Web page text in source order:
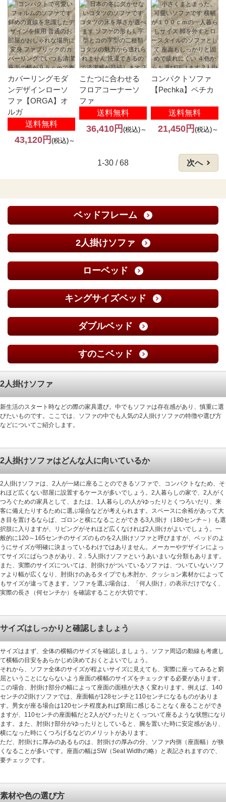
カバーリングモダ
ンデザインローソ
ファ【ORGA】オ
送料無料
43,120円 (税込)～
こたつに合わせる
フロアコーナーソ
送料無料
36,410円 (税込)～
コンパクトソファ
【Pechka】ペチカ
送料無料
21,450円 (税込)～
1-30 / 68 次へ
ベッドフレーム
2人掛けソファ
ローベッド
キングサイズベッド
ダブルベッド
すのこベッド
2人掛けソファ
新生活のスタート時などの際の家具選び。中でもソファは存在感があり、慎重に選
びたいものです。ここでは、ソファの中でも人気の2人掛けソファの特徴や選び方
などについてご紹介します。
2人掛けソファはどんな人に向いているか
2人掛けソファは、2人が一緒に座ることのできるソファで、コンパクトなため、そ
れほど広くない部屋に設置するケースが多いでしょう。2人暮らしの家で、2人がく
つろぐための家具として、または、1人暮らしの人がゆったりとくつろいだり、来
客に備えたりするために選ぶ場合などが考えられます。スペースに余裕があって大
き目を置けるならば、ゴロンと横になることができる3人掛け（180センチ～）も選
択肢に入りますが、リビングがそれほど広くなければ2人掛けがよいでしょう。一
般的に120～165センチのサイズのものを2人掛けソファと呼びますが、ベッドのよ
うにサイズが明確に決まっているわけではありません。メーカーやデザインによっ
てサイズにばらつきがあり、2．5人掛けソファというあいまいな分類もあります。
また、実際のサイズについては、肘掛けがついているソファは、ついていないソフ
ァより幅が広くなり、肘掛けのあるタイプでも木肘か、クッション素材かによって
もサイズが違ってきます。ソファを選ぶ場合は、「何人掛け」の表示だけでなく、
実際の長さ（何センチか）を確認することが大切です。
サイズはしっかりと確認しましょう
サイズはまず、全体の横幅のサイズを確認しましょう。ソファ周辺の動線も考慮し
て横幅の目安をあらかじめ決めておくとよいでしょう。
それから、ソファ全体のサイズが程よいサイズに見えても、実際に座ってみると窮
屈ということにならないよう座面の横幅のサイズをチェックする必要があります。
この場合、肘掛け部分の幅によって座面の面積が大きく変わります。例えば、140
センチの2掛けソファでは、座面幅が128センチと110センチになるものがありま
す。男女が座る場合は120センチ程度あれば窮屈に感じることなく座ることができ
ますが、110センチの座面幅だと2人がぴったりとくっついて座るような状態になり
ます。また、肘掛け部分がゆったりとしていると、腕を置いた時に安定感があり、
横になった時にくつろげるなどのメリットがあります。
ただ、肘掛けに厚みのあるものは、肘掛けの厚みの分、ソファ内側（座面幅）が狭
くなることが多いです。座面の幅はSW（Seat Widthの略）と表記されますので、
要チェックです。
素材や色の選び方